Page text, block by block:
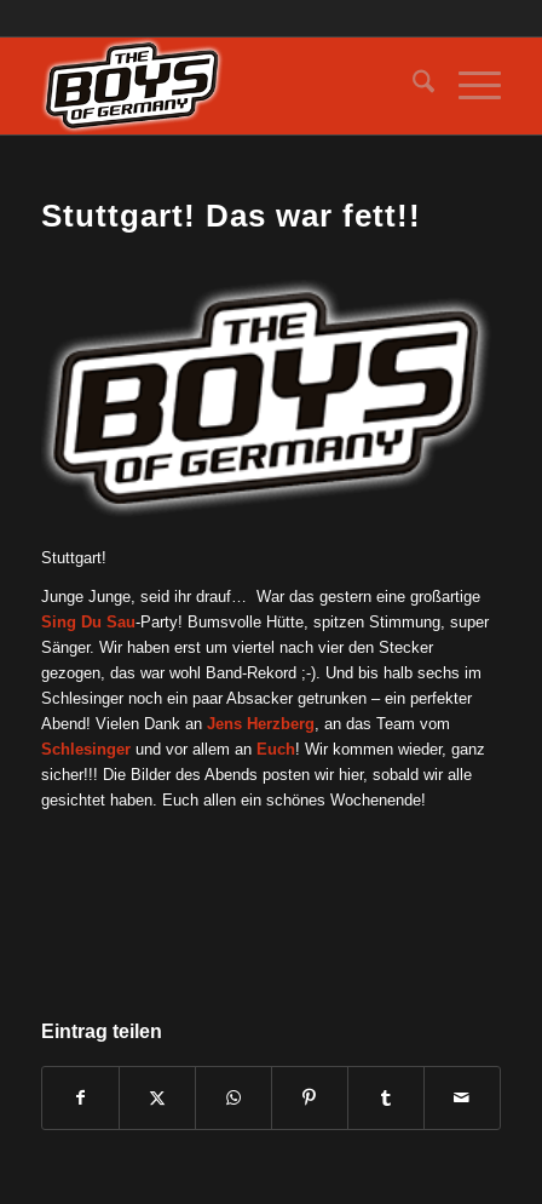
Stuttgart! Das war fett!!
Stuttgart!
Junge Junge, seid ihr drauf… War das gestern eine großartige
Sing Du Sau-Party! Bumsvolle Hütte, spitzen Stimmung, super
Sänger. Wir haben erst um viertel nach vier den Stecker
gezogen, das war wohl Band-Rekord ;-). Und bis halb sechs im
Schlesinger noch ein paar Absacker getrunken – ein perfekter
Abend! Vielen Dank an Jens Herzberg , an das Team vom
Schlesingerund vor allem an Euch! Wir kommen wieder, ganz
sicher!!! Die Bilder des Abends posten wir hier, sobald wir alle
gesichtet haben. Euch allen ein schönes Wochenende!
Eintrag teilen